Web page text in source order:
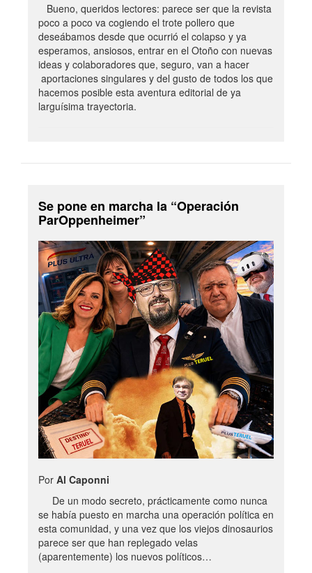
Bueno, queridos lectores: parece ser que la revista
poco a poco va cogiendo el trote pollero que
deseábamos desde que ocurrió el colapso y ya
esperamos, ansiosos, entrar en el Otoño con nuevas
ideas y colaboradores que, seguro, van a hacer
aportaciones singulares y del gusto de todos los que
hacemos posible esta aventura editorial de ya
larguísima trayectoria.
Se pone en marcha la “Operación
ParOppenheimer”
Por Al Caponni
De un modo secreto, prácticamente como nunca
se había puesto en marcha una operación política en
esta comunidad, y una vez que los viejos dinosaurios
parece ser que han replegado velas
(aparentemente) los nuevos políticos…